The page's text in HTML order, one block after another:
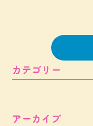
カテゴリー
アーカイブ